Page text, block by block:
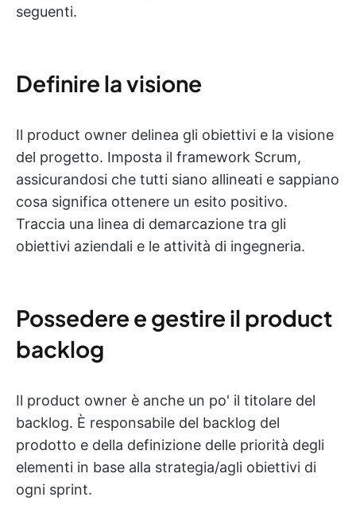
seguenti.
Definire la visione
Il product owner delinea gli obiettivi e la visione
del progetto. Imposta il framework Scrum,
assicurandosi che tutti siano allineati e sappiano
cosa significa ottenere un esito positivo.
Traccia una linea di demarcazione tra gli
obiettivi aziendali e le attività di ingegneria.
Possedere e gestire il product
backlog
Il product owner è anche un po' il titolare del
backlog. È responsabile del backlog del
prodotto e della definizione delle priorità degli
elementi in base alla strategia/agli obiettivi di
ogni sprint.